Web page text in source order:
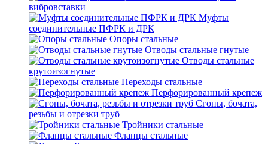
вибровставки
Муфты
соединительные ПФРК и ДРК
Опоры стальные
Отводы стальные гнутые
Отводы стальные
крутоизогнутые
Переходы стальные
Перфорированный крепеж
Сгоны, бочата,
резьбы и отрезки труб
Тройники стальные
Фланцы стальные